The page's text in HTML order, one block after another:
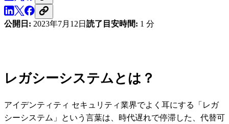
公開日: 2023年7月12日 読了目安時間: 1 分
レガシーシステムとは？
アイデンティティ セキュリティ業界でよく耳にする「レガ
シーシステム」という言葉は、時代遅れで停滞した、代替可